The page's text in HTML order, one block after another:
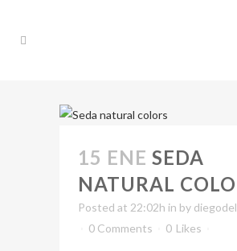
15 ENE SEDA
NATURAL
Posted at 22:02h in by
0 Comments
0 Likes